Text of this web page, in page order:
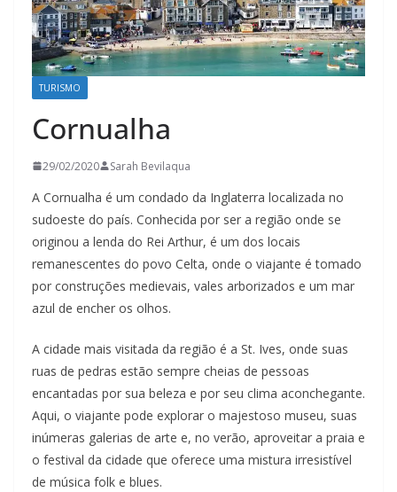
TURISMO
Cornualha
29/02/2020 Sarah Bevilaqua
A Cornualha é um condado da Inglaterra localizada no
sudoeste do país. Conhecida por ser a região onde se
originou a lenda do Rei Arthur, é um dos locais
remanescentes do povo Celta, onde o viajante é tomado
por construções medievais, vales arborizados e um mar
azul de encher os olhos.
A cidade mais visitada da região é a St. Ives, onde suas
ruas de pedras estão sempre cheias de pessoas
encantadas por sua beleza e por seu clima aconchegante.
Aqui, o viajante pode explorar o majestoso museu, suas
inúmeras galerias de arte e, no verão, aproveitar a praia e
o festival da cidade que oferece uma mistura irresistível
de música folk e blues.